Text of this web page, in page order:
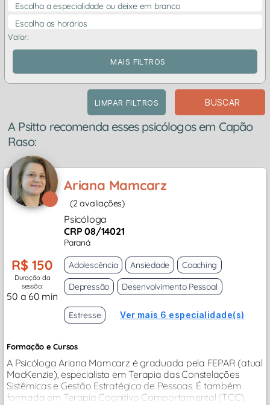
Escolha a especialidade ou deixe em branco
Escolha os horários
Valor:
MAIS FILTROS
LIMPAR FILTROS BUSCAR
A Psitto recomenda esses psicólogos em Capão
Raso:
Ariana Mamcarz
(2 avaliações)
Psicóloga
CRP 08/14021
Paraná
R$ 150
Duração da
sessão:
50 a 60 min
Adolescência Ansiedade
Coaching
Depressão
Desenvolvimento Pessoal
Estresse Ver mais 6 especialidade(s)
Formação e Cursos
A Psicóloga Ariana Mamcarz é graduada pela FEPAR (atual
MacKenzie), especialista em Terapia das Constelações
Sistêmicas e Gestão Estratégica de Pessoas. É também
formada em Terapia Cognitivo Comportamental (TCC),